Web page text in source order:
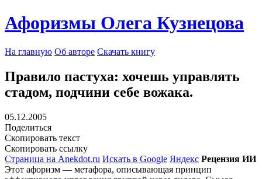
Афоризмы Олега Кузнецова
На главную Об авторе Скачать книгу
Правило пастуха: хочешь управлять
стадом, подчини себе вожака.
05.12.2005
Поделиться
Скопировать текст
Скопировать ссылку
Страница на Anekdot.ru Искать в Google Яндекс Рецензия ИИ
Этот афоризм — метафора, описывающая принцип